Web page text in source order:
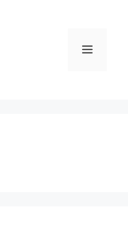
Menu